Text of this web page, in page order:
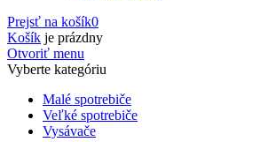
Prejsť na košík0
Košík je prázdny
Otvoriť menu
Vyberte kategóriu
Malé spotrebiče
Veľké spotrebiče
Vysávače